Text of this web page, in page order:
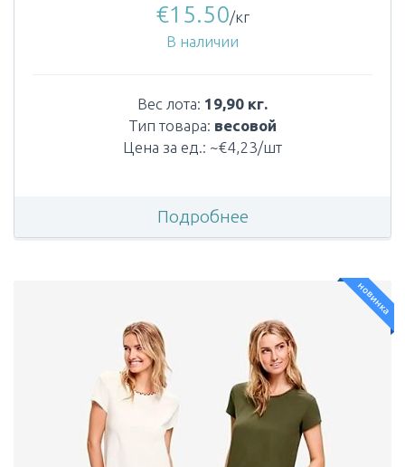
€15.50/кг
В наличии
Вес лота: 19,90 кг.
Тип товара: весовой
Цена за ед.: ~€4,23/шт
Подробнее
новинка